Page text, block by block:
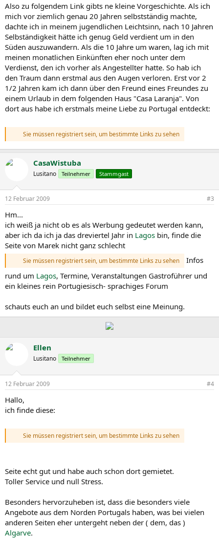
Also zu folgendem Link gibts ne kleine Vorgeschichte. Als ich
mich vor ziemlich genau 20 Jahren selbstständig machte,
dachte ich in meinem jugendlichen Leichtsinn, nach 10 Jahren
Selbständigkeit hätte ich genug Geld verdient um in den
Süden auszuwandern. Als die 10 Jahre um waren, lag ich mit
meinen monatlichen Einkünften eher noch unter dem
Verdienst, den ich vorher als Angestellter hatte. So hab ich
den Traum dann erstmal aus den Augen verloren. Erst vor 2
1/2 Jahren kam ich dann über den Freund eines Freundes zu
einem Urlaub in dem folgenden Haus "Casa Laranja". Von
dort aus habe ich erstmals meine Liebe zu Portugal entdeckt:
Sie müssen registriert sein, um bestimmte Links zu sehen
CasaWistuba
Lusitano Teilnehmer Stammgast
12 Februar 2009 #3
Hm...
ich weiß ja nicht ob es als Werbung gedeutet werden kann,
aber ich da ich ja das dreviertel Jahr in Lagos bin, finde die
Seite von Marek nicht ganz schlecht
Sie müssen registriert sein, um bestimmte Links zu sehen
Infos
rund um Lagos, Termine, Veranstaltungen Gastroführer und
ein kleines rein Portugiesisch- sprachiges Forum
schauts euch an und bildet euch selbst eine Meinung.
Ellen
Lusitano Teilnehmer
12 Februar 2009 #4
Hallo,
ich finde diese:
Sie müssen registriert sein, um bestimmte Links zu sehen
Seite echt gut und habe auch schon dort gemietet.
Toller Service und null Stress.
Besonders hervorzuheben ist, dass die besonders viele
Angebote aus dem Norden Portugals haben, was bei vielen
anderen Seiten eher untergeht neben der ( dem, das )
Algarve.